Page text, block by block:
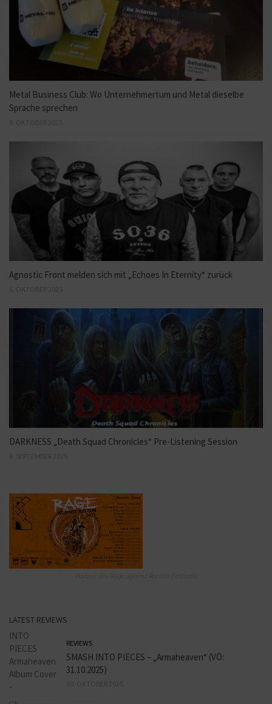
Metal Business Club: Wo Unternehmertum und Metal dieselbe
Sprache sprechen
Agnostic Front melden sich mit „Echoes In Eternity“ zurück
DARKNESS „Death Squad Chronicles“ Pre-Listening Session
LATEST REVIEWS
REVIEWS
SMASH INTO PIECES – „Armaheaven“ (VÖ:
31.10.2025)